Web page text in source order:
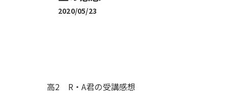
2020/05/23
高2 R・A君の受講感想